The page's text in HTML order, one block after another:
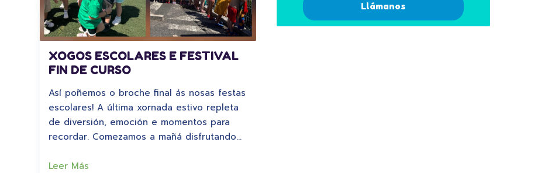
XOGOS ESCOLARES E FESTIVAL
FIN DE CURSO
Así poñemos o broche final ás nosas festas
escolares! A última xornada estivo repleta
de diversión, emoción e momentos para
recordar. Comezamos a mañá disfrutando…
Leer Más
Llámanos